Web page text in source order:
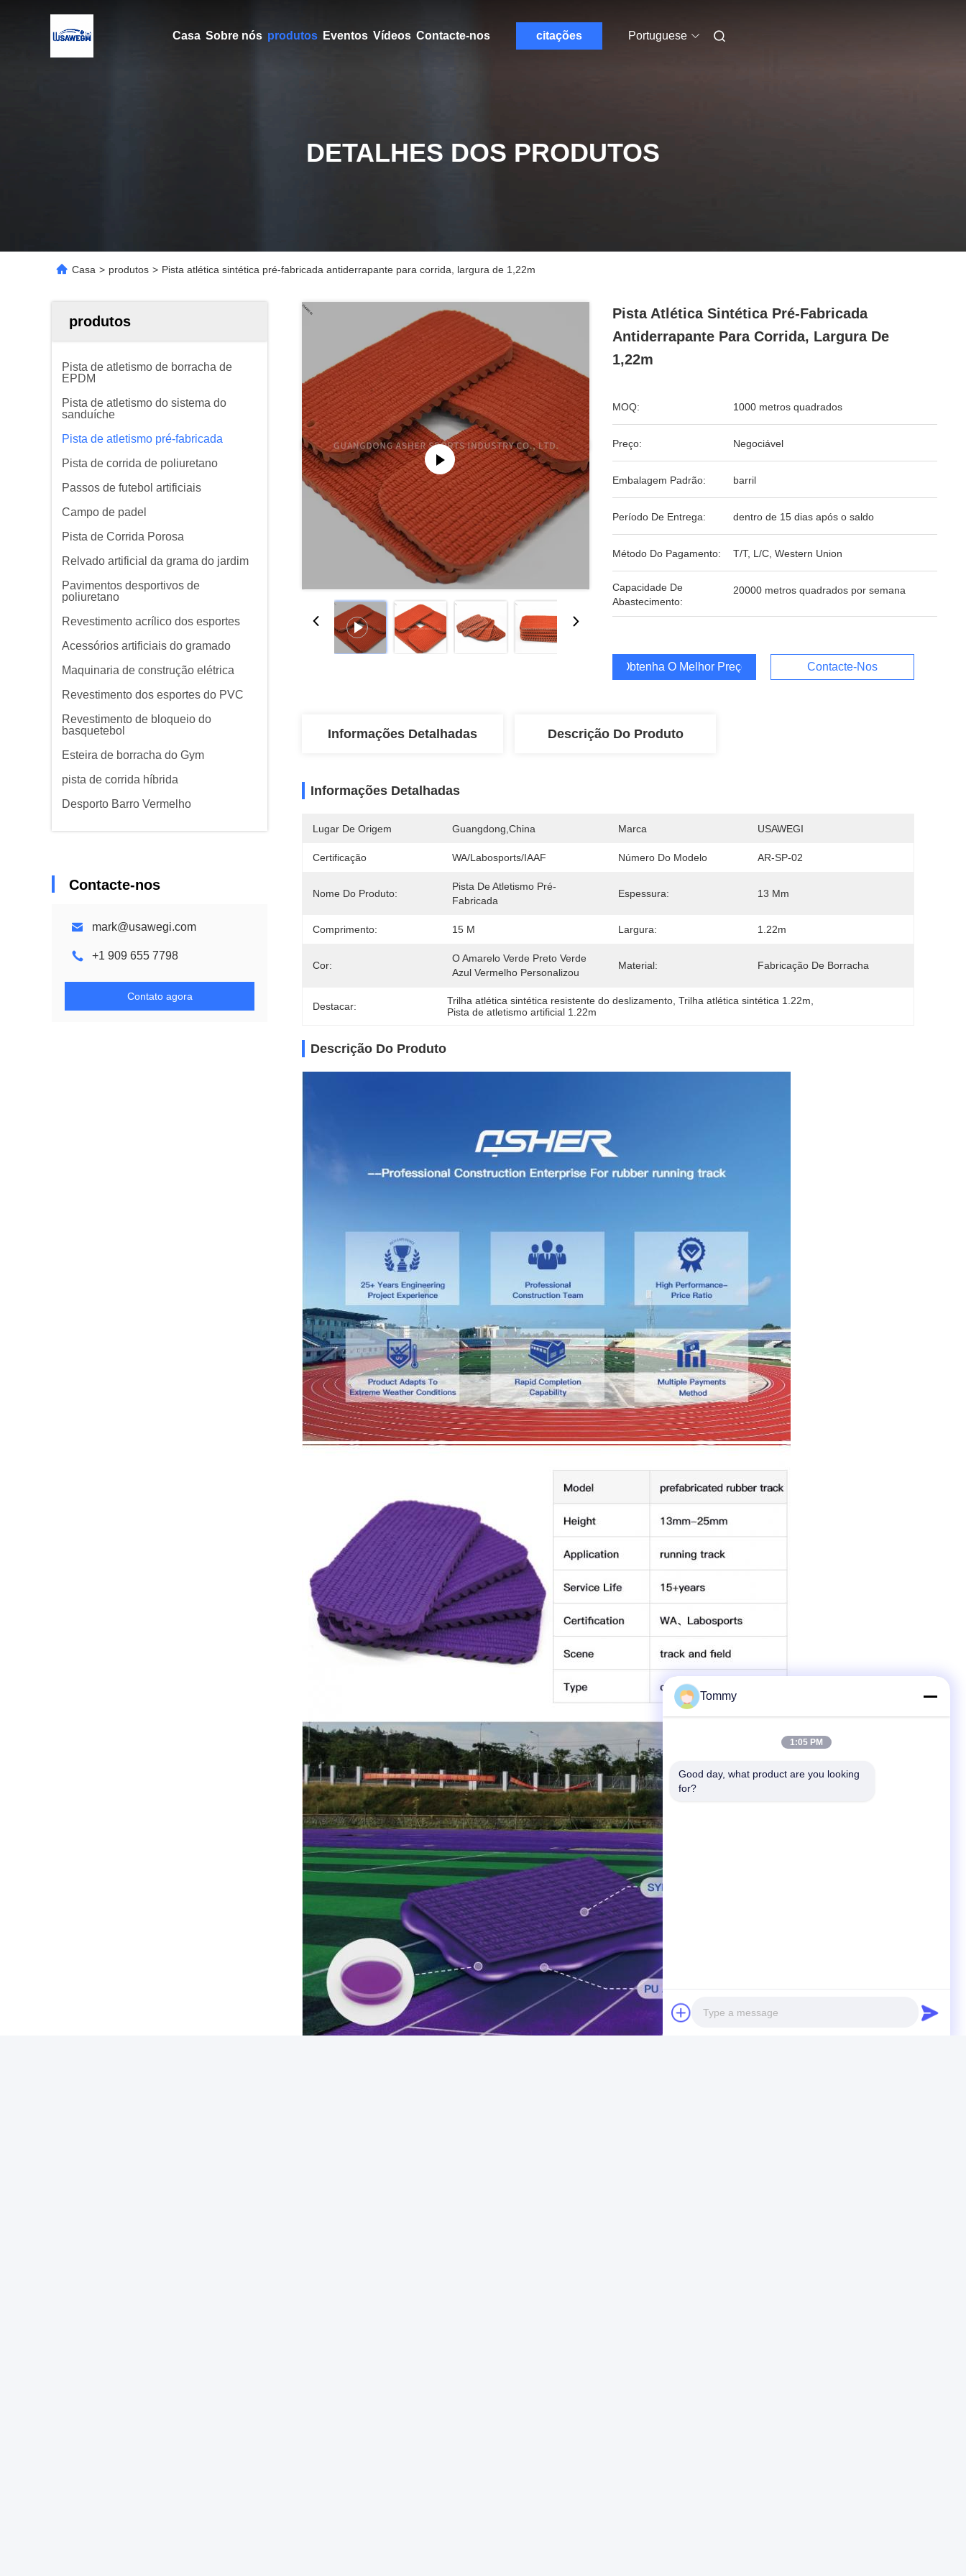
Casa Sobre nós produtos Eventos Vídeos Contacte-nos citações Portuguese
DETALHES DOS PRODUTOS
Casa > produtos > Pista atlética sintética pré-fabricada antiderrapante para corrida, largura de 1,22m
produtos
Pista de atletismo de borracha de
EPDM
Pista de atletismo do sistema do
sanduíche
Pista de atletismo pré-fabricada
Pista de corrida de poliuretano
Passos de futebol artificiais
Campo de padel
Pista de Corrida Porosa
Relvado artificial da grama do jardim
Pavimentos desportivos de
poliuretano
Revestimento acrílico dos esportes
Acessórios artificiais do gramado
Maquinaria de construção elétrica
Revestimento dos esportes do PVC
Revestimento de bloqueio do
basquetebol
Esteira de borracha do Gym
pista de corrida híbrida
Desporto Barro Vermelho
Contacte-nos
mark@usawegi.com
+1 909 655 7798
Contato agora
Pista Atlética Sintética Pré-Fabricada
Antiderrapante Para Corrida, Largura De
1,22m
MOQ: 1000 metros quadrados
Preço: Negociável
Embalagem Padrão: barril
Período De Entrega: dentro de 15 dias após o saldo
Método Do Pagamento: T/T, L/C, Western Union
Capacidade De
Abastecimento:
20000 metros quadrados por semana
Obtenha O Melhor Preço Contacte-Nos
Informações Detalhadas Descrição Do Produto
Informações Detalhadas
Lugar De Origem Guangdong,China Marca USAWEGI
Certificação WA/Labosports/IAAF Número Do Modelo AR-SP-02
Nome Do Produto:
Pista De Atletismo Pré-
Fabricada
Espessura: 13 Mm
Comprimento: 15 M Largura: 1.22m
Cor:
O Amarelo Verde Preto Verde
Azul Vermelho Personalizou
Material: Fabricação De Borracha
Destacar: Trilha atlética sintética resistente do deslizamento , Trilha atlética sintética 1.22m
Pista de atletismo artificial 1.22m
Descrição Do Produto
Tommy
1:05 PM
Good day, what product are you looking
for?